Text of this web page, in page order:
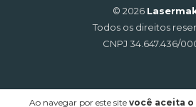
Ao navegar por este site você aceita
© 2026
Todos os direitos
CNPJ 34.647.436/